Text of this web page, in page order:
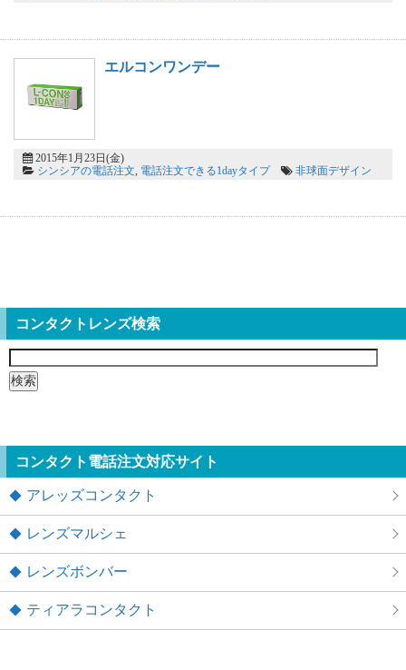
エルコンワンデー
2015年1月23日(金)
シンシアの電話注文
電話注文できる1dayタイプ 非球面デザイン
コンタクトレンズ検索
検
索:
コンタクト電話注文対応サイト
アレッズコンタクト
レンズマルシェ
レンズボンバー
ティアラコンタクト